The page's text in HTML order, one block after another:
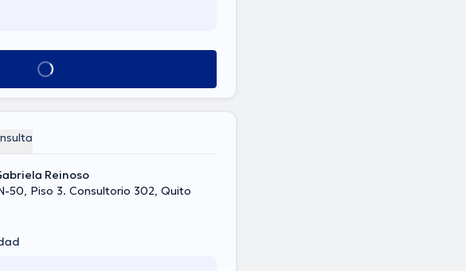
Ver más horarios
Reinoso
50, Piso 3. Consultorio 302, Quito